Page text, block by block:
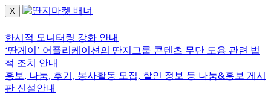
X
한시적 모니터링 강화 안내
‘딴게이’ 어플리케이션의 딴지그룹 콘텐츠 무단 도용 관련 법
적 조치 안내
홍보, 나눔, 후기, 봉사활동 모집, 할인 정보 등 나눔&홍보 게시
판 신설안내